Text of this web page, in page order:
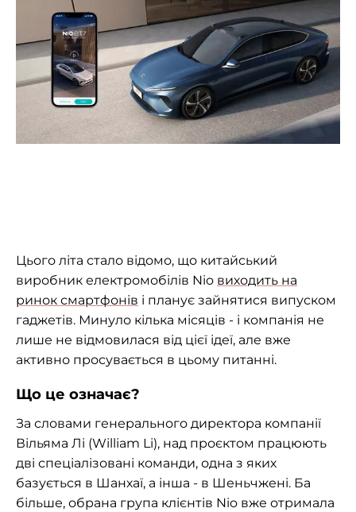
Цього літа стало відомо, що китайський
виробник електромобілів Nio виходить на
ринок смартфонів і планує зайнятися випуском
гаджетів. Минуло кілька місяців - і компанія не
лише не відмовилася від цієї ідеї, але вже
активно просувається в цьому питанні.
Що це означає?
За словами генерального директора компанії
Вільяма Лі (William Li), над проєктом працюють
дві спеціалізовані команди, одна з яких
базується в Шанхаї, а інша - в Шеньчжені. Ба
більше, обрана група клієнтів Nio вже отримала